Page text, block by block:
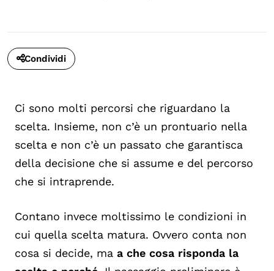
Condividi
Ci sono molti percorsi che riguardano la
scelta. Insieme, non c’è un prontuario nella
scelta e non c’è un passato che garantisca
della decisione che si assume e del percorso
che si intraprende.
Contano invece moltissimo le condizioni in
cui quella scelta matura. Ovvero conta non
cosa si decide, ma a che cosa risponda la